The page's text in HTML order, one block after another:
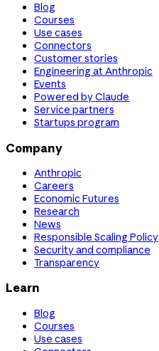
Blog
Courses
Use cases
Connectors
Customer stories
Engineering at Anthropic
Events
Powered by Claude
Service partners
Startups program
Company
Anthropic
Careers
Economic Futures
Research
News
Responsible Scaling Policy
Security and compliance
Transparency
Learn
Blog
Courses
Use cases